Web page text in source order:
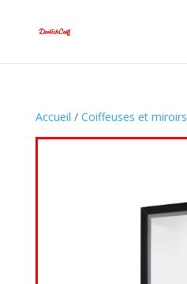
Accueil / Coiffeuses et miroirs